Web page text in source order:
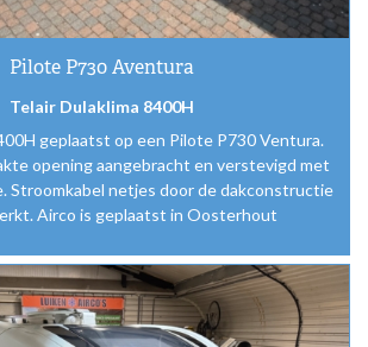
Pilote P730 Aventura
Telair Dulaklima 8400H
geplaatst op een Pilote P730 Ventura.
opening aangebracht en verstevigd met
Stroomkabel netjes door de dakconstructie
Airco is geplaatst in Oosterhout